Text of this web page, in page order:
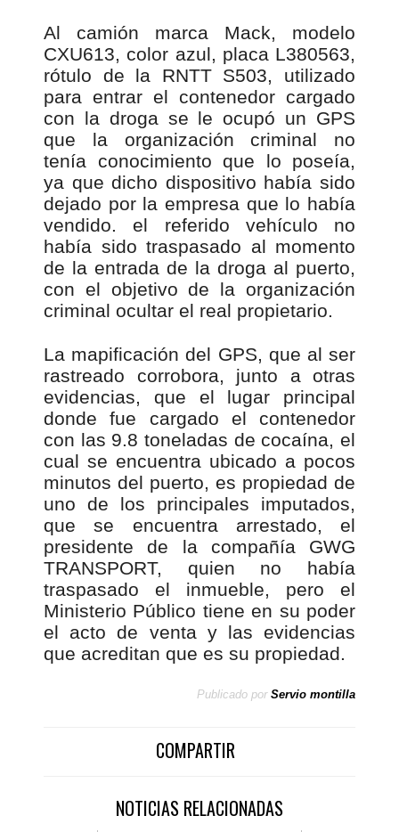
Al camión marca Mack, modelo
CXU613, color azul, placa L380563,
rótulo de la RNTT S503, utilizado
para entrar el contenedor cargado
con la droga se le ocupó un GPS
que la organización criminal no
tenía conocimiento que lo poseía,
ya que dicho dispositivo había sido
dejado por la empresa que lo había
vendido. el referido vehículo no
había sido traspasado al momento
de la entrada de la droga al puerto,
con el objetivo de la organización
criminal ocultar el real propietario.
La mapificación del GPS, que al ser
rastreado corrobora, junto a otras
evidencias, que el lugar principal
donde fue cargado el contenedor
con las 9.8 toneladas de cocaína, el
cual se encuentra ubicado a pocos
minutos del puerto, es propiedad de
uno de los principales imputados,
que se encuentra arrestado, el
presidente de la compañía GWG
TRANSPORT, quien no había
traspasado el inmueble, pero el
Ministerio Público tiene en su poder
el acto de venta y las evidencias
que acreditan que es su propiedad.
Publicado por Servio montilla
COMPARTIR
NOTICIAS RELACIONADAS